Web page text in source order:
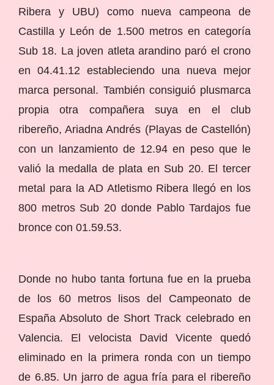
Ribera y UBU) como nueva campeona de
Castilla y León de 1.500 metros en categoría
Sub 18. La joven atleta arandino paró el crono
en 04.41.12 estableciendo una nueva mejor
marca personal. También consiguió plusmarca
propia otra compañera suya en el club
ribereño, Ariadna Andrés (Playas de Castellón)
con un lanzamiento de 12.94 en peso que le
valió la medalla de plata en Sub 20. El tercer
metal para la AD Atletismo Ribera llegó en los
800 metros Sub 20 donde Pablo Tardajos fue
bronce con 01.59.53.
Donde no hubo tanta fortuna fue en la prueba
de los 60 metros lisos del Campeonato de
España Absoluto de Short Track celebrado en
Valencia. El velocista David Vicente quedó
eliminado en la primera ronda con un tiempo
de 6.85. Un jarro de agua fría para el ribereño